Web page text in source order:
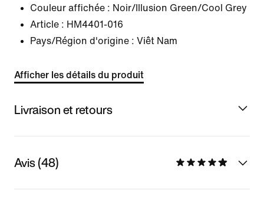
Couleur affichée : Noir/Illusion Green/Cool Grey
Article : HM4401-016
Pays/Région d'origine : Viêt Nam
Afficher les détails du produit
Livraison et retours
Avis (48)